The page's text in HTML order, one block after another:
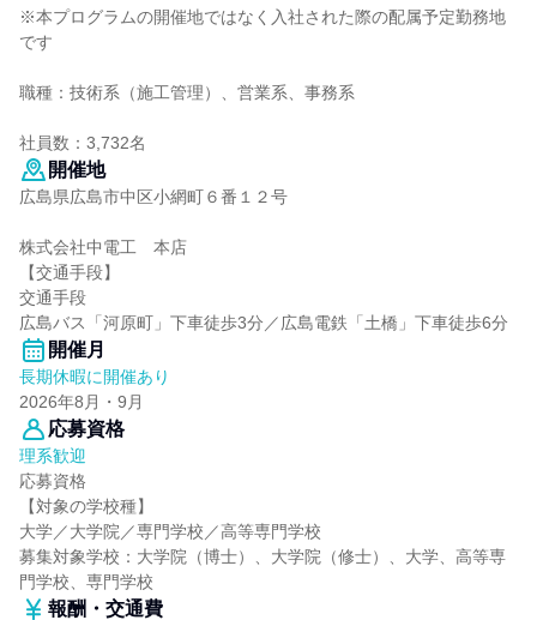
※本プログラムの開催地ではなく入社された際の配属予定勤務地
です
職種：技術系（施工管理）、営業系、事務系
社員数：3,732名
開催地
広島県広島市中区小網町６番１２号
株式会社中電工 本店
【交通手段】
交通手段
広島バス「河原町」下車徒歩3分／広島電鉄「土橋」下車徒歩6分
開催月
長期休暇に開催あり
2026年8月・9月
応募資格
理系歓迎
応募資格
【対象の学校種】
大学／大学院／専門学校／高等専門学校
募集対象学校：大学院（博士）、大学院（修士）、大学、高等専
門学校、専門学校
報酬・交通費